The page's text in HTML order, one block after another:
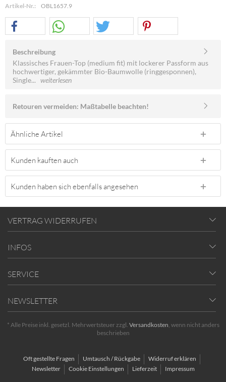
Artikel-Nr.:
OBL1657.9
Beschreibung
Klassisches Frauen-Top (medium fit) mit lockerer Passform aus
hochwertiger, gekämmter Bio-Baumwolle (ringgesponnen),
Single... weiterlesen
Retouren vermeiden: Maßtabelle beachten!
Ähnliche Artikel
Kunden kauften auch
Kunden haben sich ebenfalls angesehen
VERTRAG WIDERRUFEN
INFOS
SERVICE
NEWSLETTER
* Alle Preise inkl. gesetzl. Mehrwertsteuer zzgl. Versandkosten, wenn nicht anders
beschrieben
Oft gestellte Fragen Umtausch / Rückgabe
Widerruf erklären
Newsletter
Cookie Einstellungen Lieferzeit Impressum